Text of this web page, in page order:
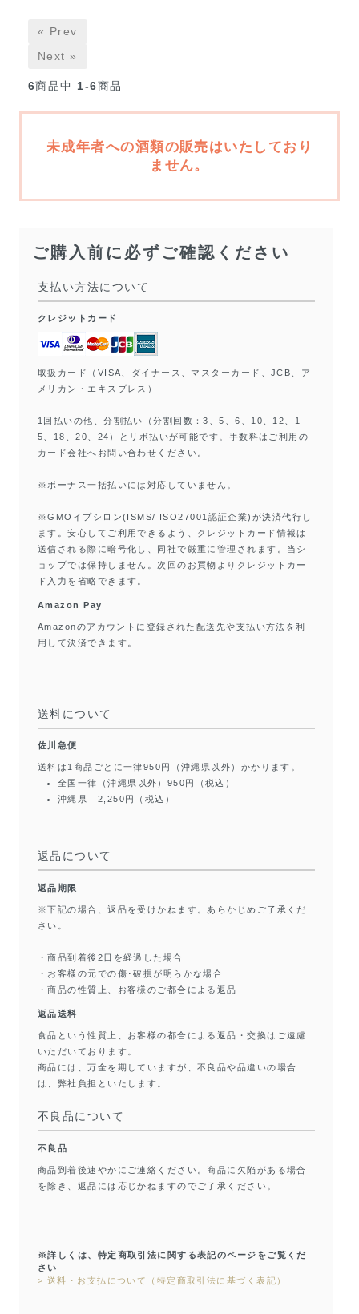
« Prev
Next »
6商品中 1-6商品
未成年者への酒類の販売はいたしており
ません。
ご購入前に必ずご確認ください
支払い方法について
クレジットカード
取扱カード（VISA、ダイナース、マスターカード、JCB、ア
メリカン・エキスプレス）
1回払いの他、分割払い（分割回数：3、5、6、10、12、1
5、18、20、24）とリボ払いが可能です。手数料はご利用の
カード会社へお問い合わせください。
※ボーナス一括払いには対応していません。
※GMOイプシロン(ISMS/ ISO27001認証企業)が決済代行し
ます。安心してご利用できるよう、クレジットカード情報は
送信される際に暗号化し、同社で厳重に管理されます。当シ
ョップでは保持しません。次回のお買物よりクレジットカー
ド入力を省略できます。
Amazon Pay
Amazonのアカウントに登録された配送先や支払い方法を利
用して決済できます。
送料について
佐川急便
送料は1商品ごとに一律950円（沖縄県以外）かかります。
全国一律（沖縄県以外）950円（税込）
沖縄県 2,250円（税込）
返品について
返品期限
※下記の場合、返品を受けかねます。あらかじめご了承くだ
さい。
・商品到着後2日を経過した場合
・お客様の元での傷･破損が明らかな場合
・商品の性質上、お客様のご都合による返品
返品送料
食品という性質上、お客様の都合による返品・交換はご遠慮
いただいております。
商品には、万全を期していますが、不良品や品違いの場合
は、弊社負担といたします。
不良品について
不良品
商品到着後速やかにご連絡ください。商品に欠陥がある場合
を除き、返品には応じかねますのでご了承ください。
※詳しくは、特定商取引法に関する表記のページをご覧くだ
さい
> 送料・お支払について（特定商取引法に基づく表記）